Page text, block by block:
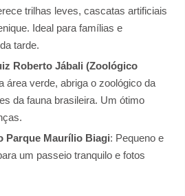
trilhas leves, cascatas artificiais
Ideal para famílias e
tarde.
Roberto Jábali (Zoológico
área verde, abriga o zoológico da
da fauna brasileira. Um ótimo
Parque Maurílio Biagi: Pequeno e
um passeio tranquilo e fotos